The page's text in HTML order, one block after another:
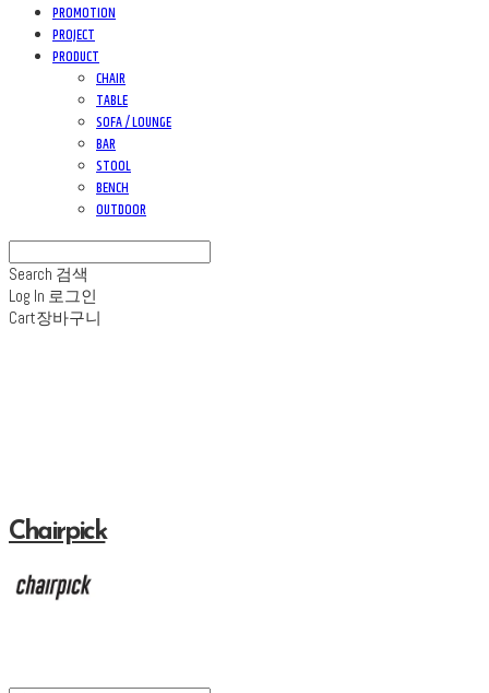
PROMOTION
PROJECT
PRODUCT
CHAIR
TABLE
SOFA / LOUNGE
BAR
STOOL
BENCH
OUTDOOR
Search 검색
Log In 로그인
Cart장바구니
Chairpick